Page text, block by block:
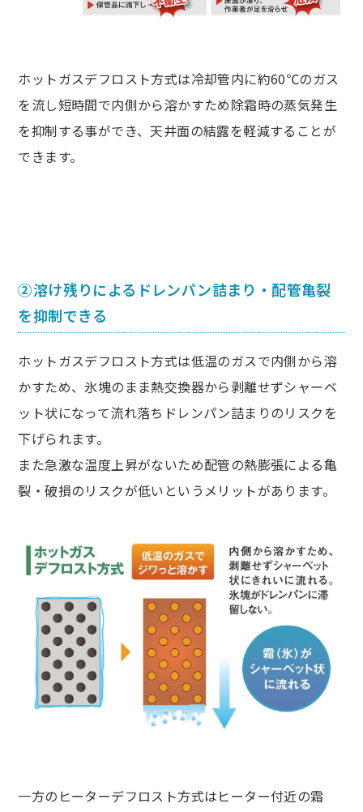
ホットガスデフロスト方式は冷却管内に約60℃のガス
を流し短時間で内側から溶かすため除霜時の蒸気発生
を抑制する事ができ、天井面の結露を軽減することが
できます。
②溶け残りによるドレンパン詰まり・配管亀裂
を抑制できる
ホットガスデフロスト方式は低温のガスで内側から溶
かすため、氷塊のまま熱交換器から剥離せずシャーベ
ット状になって流れ落ちドレンパン詰まりのリスクを
下げられます。
また急激な温度上昇がないため配管の熱膨張による亀
裂・破損のリスクが低いというメリットがあります。
一方のヒーターデフロスト方式はヒーター付近の霜